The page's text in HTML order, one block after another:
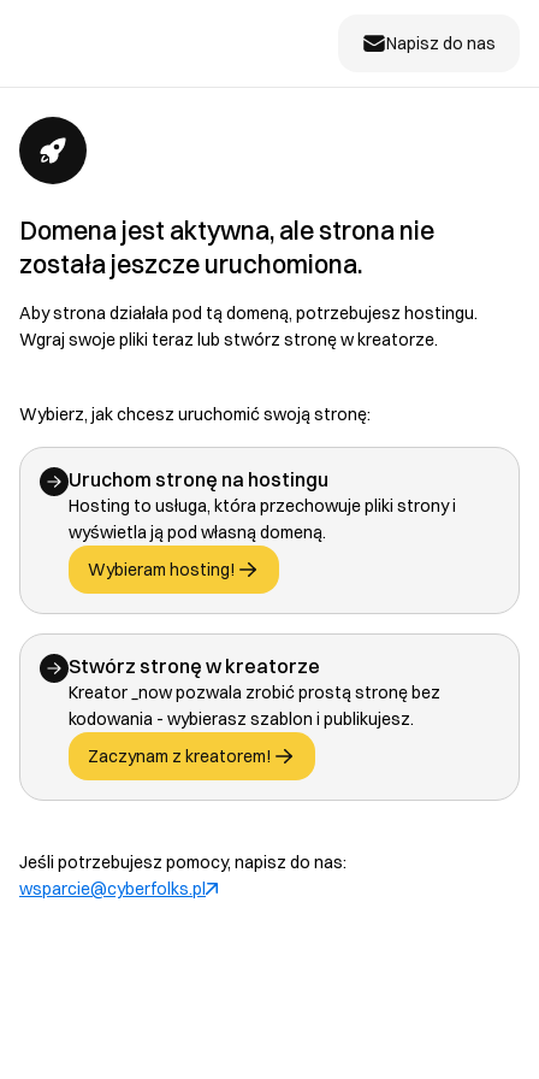
Napisz do nas
Domena jest aktywna, ale strona nie
została jeszcze uruchomiona.
Aby strona działała pod tą domeną, potrzebujesz hostingu.
Wgraj swoje pliki teraz lub stwórz stronę w kreatorze.
Wybierz, jak chcesz uruchomić swoją stronę:
Uruchom stronę na hostingu
Hosting to usługa, która przechowuje pliki strony i
wyświetla ją pod własną domeną.
Wybieram hosting!
Stwórz stronę w kreatorze
Kreator _now pozwala zrobić prostą stronę bez
kodowania - wybierasz szablon i publikujesz.
Zaczynam z kreatorem!
Jeśli potrzebujesz pomocy, napisz do nas:
wsparcie@cyberfolks.pl